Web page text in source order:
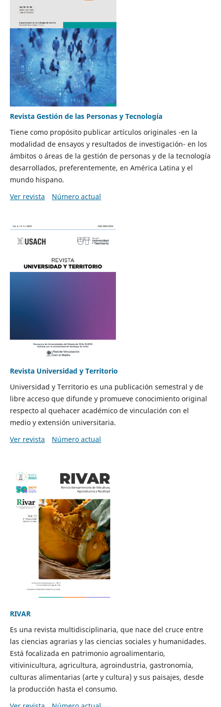
Revista Gestión de las Personas y Tecnología
Tiene como propósito publicar artículos originales -en la
modalidad de ensayos y resultados de investigación- en los
ámbitos o áreas de la gestión de personas y de la tecnología
desarrollados, preferentemente, en América Latina y el
mundo hispano.
Ver revista
Número actual
Revista Universidad y Territorio
Universidad y Territorio es una publicación semestral y de
libre acceso que difunde y promueve conocimiento original
respecto al quehacer académico de vinculación con el
medio y extensión universitaria.
Ver revista
Número actual
RIVAR
Es una revista multidisciplinaria, que nace del cruce entre
las ciencias agrarias y las ciencias sociales y humanidades.
Está focalizada en patrimonio agroalimentario,
vitivinicultura, agricultura, agroindustria, gastronomía,
culturas alimentarias (arte y cultura) y sus paisajes, desde
la producción hasta el consumo.